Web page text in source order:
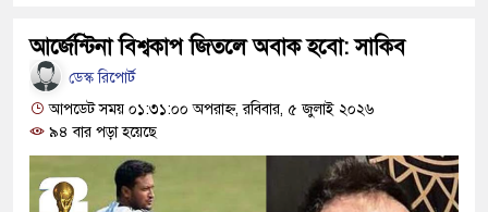
ক্লিনিকে রোগী দেখছিলেন চিকিৎসক,
নির্দেশ স্বাস্থ্যমন্ত্রীর
দ্বন্দ্বে বন্ধুকে হত্যা, শিশু আইনে ২ জনের সাজা
আর্জেন্টিনা বিশ্বকাপ জিতলে অবাক হবো: সাকিব
ডেস্ক রিপোর্ট
আপডেট সময় ০১:৩১:০০ অপরাহ্ন, রবিবার, ৫ জুলাই ২০২৬
৯৪ বার পড়া হয়েছে